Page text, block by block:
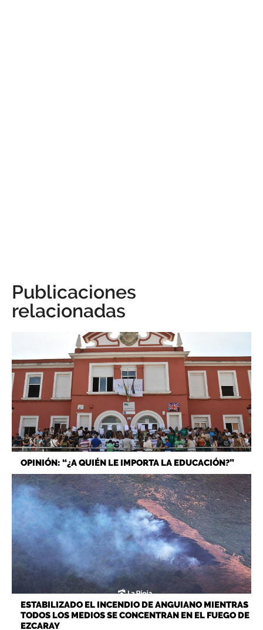
Publicaciones
relacionadas
OPINIÓN: “¿A QUIÉN LE IMPORTA LA EDUCACIÓN?”
ESTABILIZADO EL INCENDIO DE ANGUIANO MIENTRAS
TODOS LOS MEDIOS SE CONCENTRAN EN EL FUEGO DE
EZCARAY